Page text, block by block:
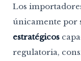
Los
únicamente por
estratégicos
regulatoria,